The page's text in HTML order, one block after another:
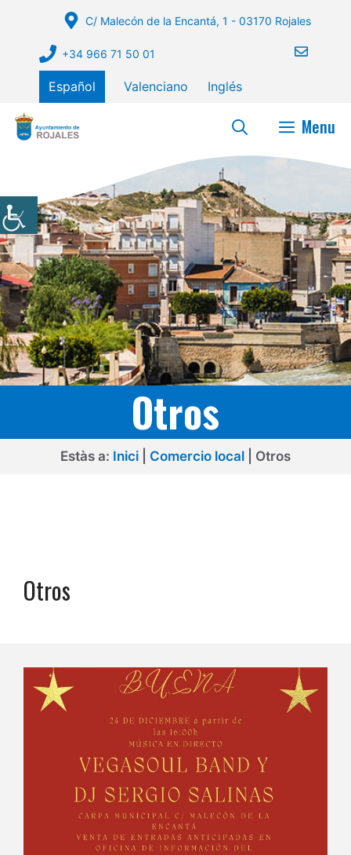
contenido
C/ Malecón de la Encantá, 1 - 03170 Rojales
+34 966 71 50 01
Español Valenciano Inglés
Menu
Otros
Estàs a: Inici Comercio local Otros
Otros